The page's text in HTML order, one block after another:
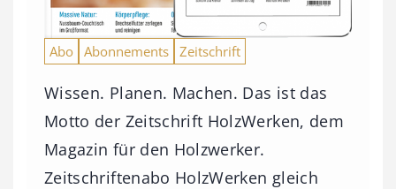
Abo Abonnements Zeitschrift
Wissen. Planen. Machen. Das ist das
Motto der Zeitschrift HolzWerken, dem
Magazin für den Holzwerker.
Zeitschriftenabo HolzWerken gleich